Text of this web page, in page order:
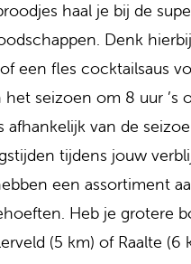
haal je bij de
Denk
een fles cocktailsaus
seizoen om 8 uur ’s
afhankelijk van de
tijdens jouw
een assortiment
Heb je grotere
(5 km) of Raalte (6